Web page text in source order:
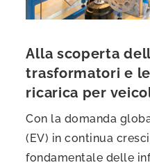
Alla scoperta
trasformatori e
ricarica per
Con la domanda
(EV) in continua
fondamentale delle